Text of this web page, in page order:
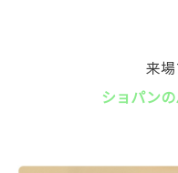
来
ショパン